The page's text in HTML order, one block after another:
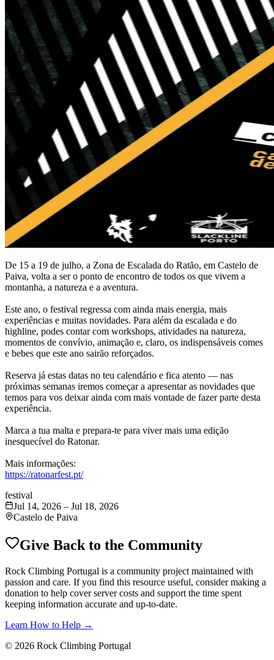
De 15 a 19 de julho, a Zona de Escalada do Ratão, em Castelo de
Paiva, volta a ser o ponto de encontro de todos os que vivem a
montanha, a natureza e a aventura.
Este ano, o festival regressa com ainda mais energia, mais
experiências e muitas novidades. Para além da escalada e do
highline, podes contar com workshops, atividades na natureza,
momentos de convívio, animação e, claro, os indispensáveis comes
e bebes que este ano sairão reforçados.
Reserva já estas datas no teu calendário e fica atento — nas
próximas semanas iremos começar a apresentar as novidades que
temos para vos deixar ainda com mais vontade de fazer parte desta
experiência.
Marca a tua malta e prepara-te para viver mais uma edição
inesquecível do Ratonar.
Mais informações:
https://ratonarfest.pt/
festival
Jul 14, 2026 – Jul 18, 2026
Castelo de Paiva
Give Back to the Community
Rock Climbing Portugal is a community project maintained with
passion and care. If you find this resource useful, consider making a
donation to help cover server costs and support the time spent
keeping information accurate and up-to-date.
Learn How to Help →
© 2026 Rock Climbing Portugal